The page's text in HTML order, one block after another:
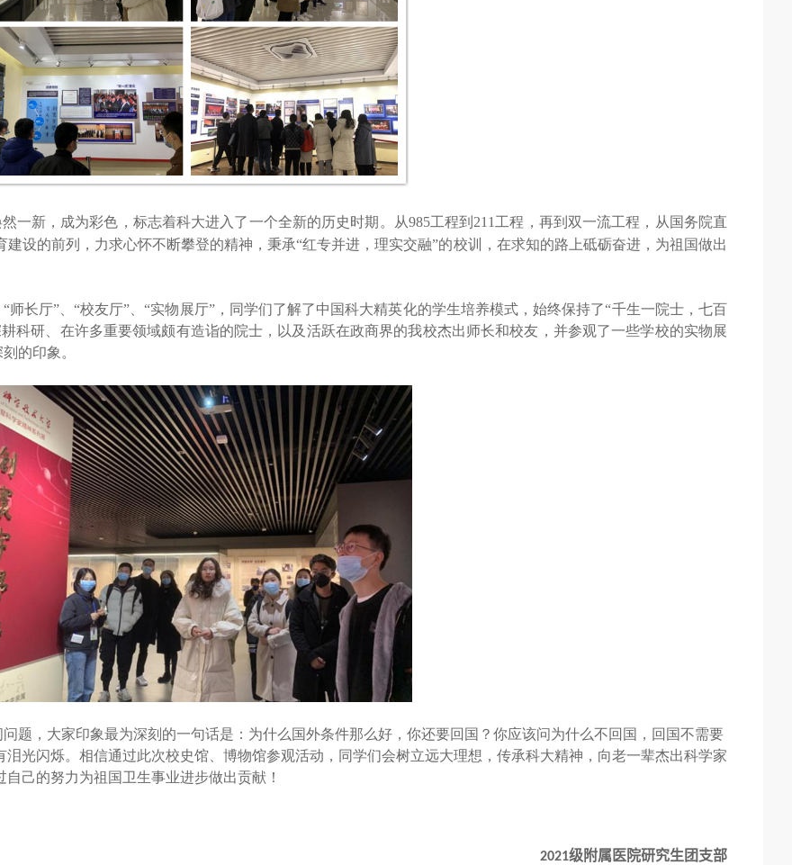
一新，成为彩色，标志着科大进入了一个全新的历史时期。从985工程到 211 工程，再到双一流工程，从国务院直
设的前列，力求心怀不断攀登的精神，秉承“红专并进，理实交融”的校训，在求知的路上砥砺奋进，为祖国做出
长厅”、“校友厅”、“实物展厅”，同学们了解了中国科大精英化的学生培养模式 ，始终保持了“千生一院士， 七百
科研 在许多重要领域颇有造诣的院士 ， 以及活跃在政商界的我校杰出师长和校友，并参观了一些学校的实物展
的印象。
题 ， 大家印象最为深刻的一句话是 ： 为什么国外条件那么好， 你还要回国 ？ 你应该问为什么不回国 ， 回国不需要
泪光闪烁。 相信通过此次校史馆 博物馆参观活动 ， 同学们会树立远大理想，传承科大精神 ， 向老一辈杰出科学家
自己的努力为祖国卫生事业进步做出贡献！
2021级附属医院研究生团支部